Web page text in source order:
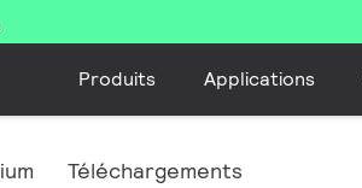
Produits Applications
Téléchargements